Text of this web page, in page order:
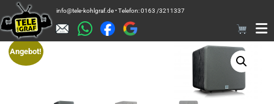
Zum
Inhalt
springen
info@tele-kohlgraf.de • Telefon: 0163 /3211337
Angebot!